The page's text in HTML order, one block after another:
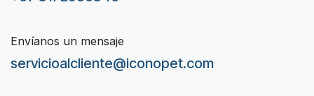
Envíanos un mensaje
servicioalcliente@iconopet.com